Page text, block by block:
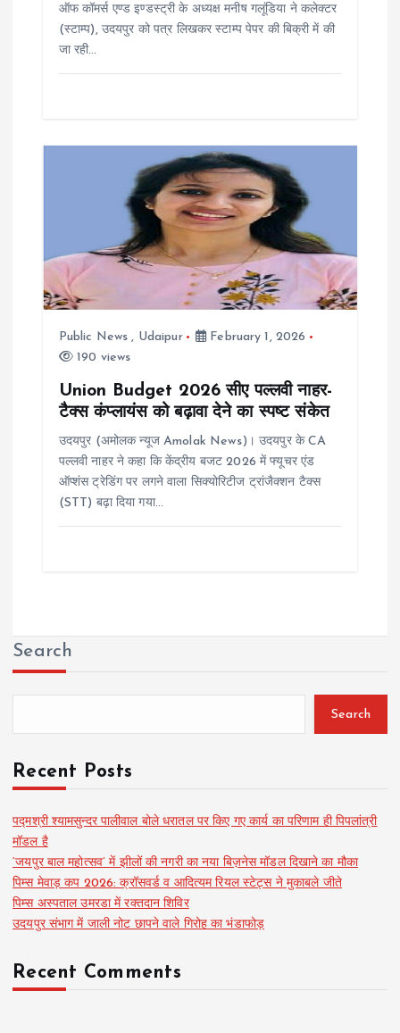
ऑफ कॉमर्स एण्ड इण्डस्ट्री के अध्यक्ष मनीष गलूंडिया ने कलेक्टर
(स्टाम्प), उदयपुर को पत्र लिखकर स्टाम्प पेपर की बिक्री में की
जा रही…
Public News , Udaipur
February 1, 2026
190 views
Union Budget 2026 सीए पल्लवी नाहर-
टैक्स कंप्लायंस को बढ़ावा देने का स्पष्ट संकेत
उदयपुर (अमोलक न्यूज Amolak News)। उदयपुर के CA
पल्लवी नाहर ने कहा कि केंद्रीय बजट 2026 में फ्यूचर एंड
ऑप्शंस ट्रेडिंग पर लगने वाला सिक्योरिटीज ट्रांजैक्शन टैक्स
(STT) बढ़ा दिया गया…
Search
Search
Recent Posts
पद्मश्री श्यामसुन्दर पालीवाल बोले धरातल पर किए गए कार्य का परिणाम ही पिपलांत्री
मॉडल है
‘जयपुर बाल महोत्सव’ में झीलों की नगरी का नया बिज़नेस मॉडल दिखाने का मौका
पिम्स मेवाड़ कप 2026: क्रॉसवर्ड व आदित्यम रियल स्टेट्स ने मुकाबले जीते
पिम्स अस्पताल उमरडा में रक्तदान शिविर
उदयपुर संभाग में जाली नोट छापने वाले गिरोह का भंडाफोड़
Recent Comments